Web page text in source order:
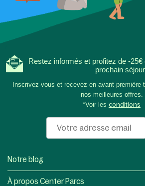
Restez informés et profitez de -
prochain
Inscrivez-vous et recevez en avant-
nos meilleures offres.
*Voir les conditions
Notre blog
À propos Center Parcs